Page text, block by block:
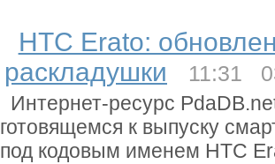
HTC Erato:
раскладушки
11:31
Интернет-ресурс
готовящемся к выпуску
под кодовым именем HTC